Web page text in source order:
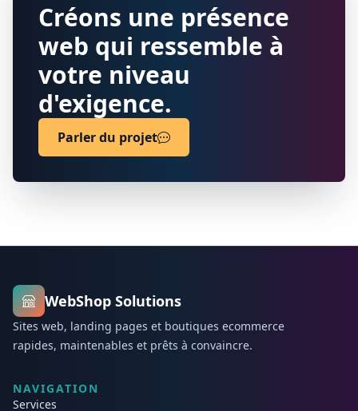
Créons une présence
web qui ressemble à
votre niveau
d'exigence.
Parler du projet
WebShop Solutions
Sites web, landing pages et boutiques ecommerce
rapides, maintenables et prêts à convaincre.
NAVIGATION
Services